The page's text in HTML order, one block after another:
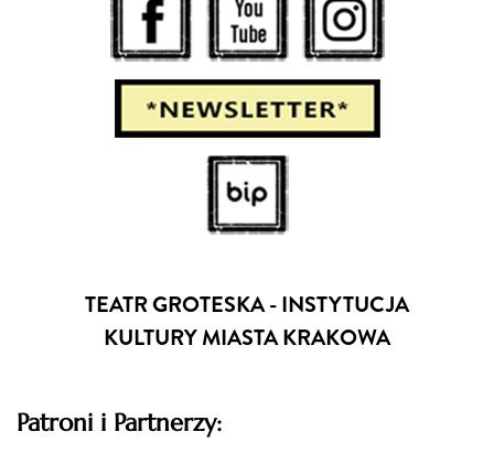
TEATR GROTESKA - INSTYTUCJA
KULTURY MIASTA KRAKOWA
Patroni i Partnerzy: